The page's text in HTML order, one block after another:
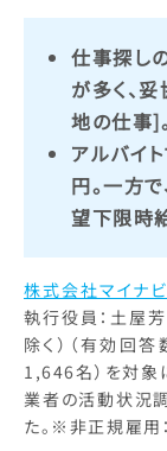
仕事探し
が多く、
地の仕事]
アルバイ
円。一方
望下限時
株式会社マイナビ
執行役員：土屋
除く）（有効回
1,646名）を対象
業者の活動状況
た。※非正規雇用